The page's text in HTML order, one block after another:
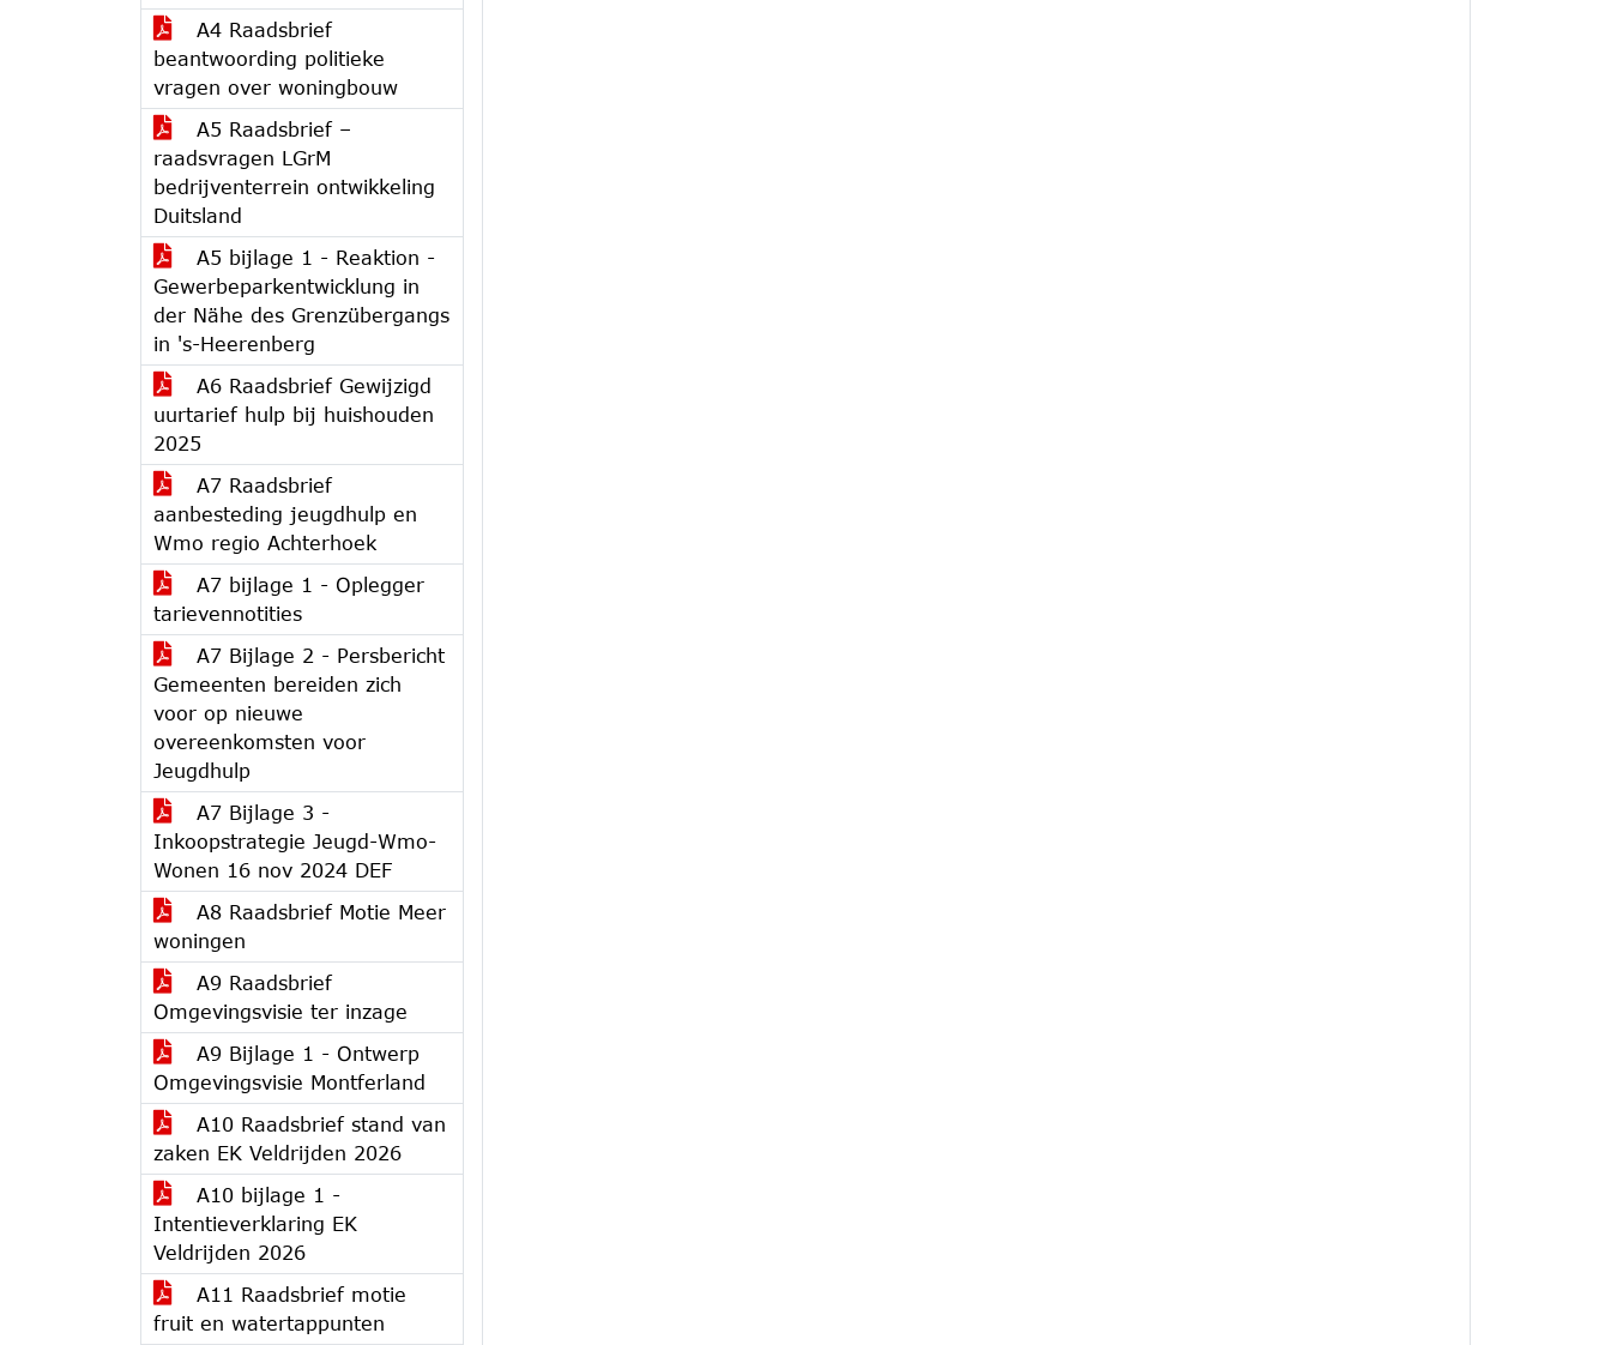
A4 Raadsbrief
beantwoording politieke
vragen over woningbouw
A5 Raadsbrief –
raadsvragen LGrM
bedrijventerrein ontwikkeling
Duitsland
A5 bijlage 1 - Reaktion -
Gewerbeparkentwicklung in
der Nähe des Grenzübergangs
in 's-Heerenberg
A6 Raadsbrief Gewijzigd
uurtarief hulp bij huishouden
2025
A7 Raadsbrief
aanbesteding jeugdhulp en
Wmo regio Achterhoek
A7 bijlage 1 - Oplegger
tarievennotities
A7 Bijlage 2 - Persbericht
Gemeenten bereiden zich
voor op nieuwe
overeenkomsten voor
Jeugdhulp
A7 Bijlage 3 -
Inkoopstrategie Jeugd-Wmo-
Wonen 16 nov 2024 DEF
A8 Raadsbrief Motie Meer
woningen
A9 Raadsbrief
Omgevingsvisie ter inzage
A9 Bijlage 1 - Ontwerp
Omgevingsvisie Montferland
A10 Raadsbrief stand van
zaken EK Veldrijden 2026
A10 bijlage 1 -
Intentieverklaring EK
Veldrijden 2026
A11 Raadsbrief motie
fruit en watertappunten